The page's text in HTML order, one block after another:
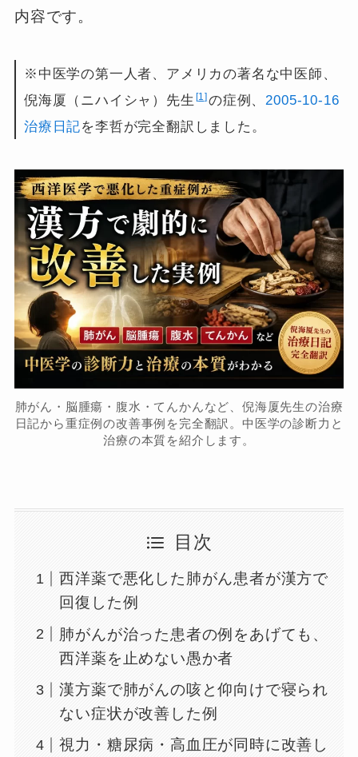
内容です。
※中医学の第一人者、アメリカの著名な中医師、
倪海厦（ニハイシャ）先生 1 の症例、 2005-10-16
治療日記を李哲が完全翻訳しました。
肺がん・脳腫瘍・腹水・てんかんなど、倪海厦先生の治療
日記から重症例の改善事例を完全翻訳。中医学の診断力と
治療の本質を紹介します。
目次
西洋薬で悪化した肺がん患者が漢方で
回復した例
肺がんが治った患者の例をあげても、
西洋薬を止めない愚か者
漢方薬で肺がんの咳と仰向けで寝られ
ない症状が改善した例
視力・糖尿病・高血圧が同時に改善し